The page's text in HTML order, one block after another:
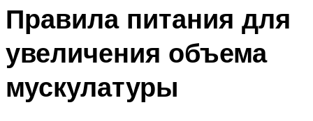
Правила питания для
увеличения объема
мускулатуры